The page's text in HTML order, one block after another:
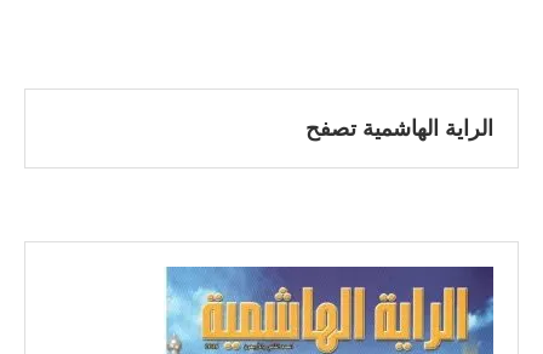
الراية الهاشمية تصفح